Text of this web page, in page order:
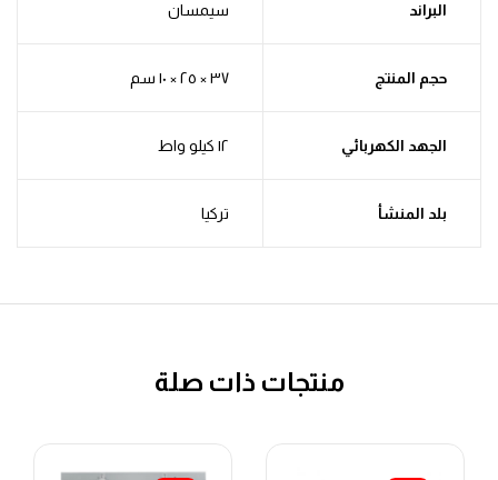
البراند سيمسان
حجم المنتج ٣٧ × ٢٥ × ١٠ سم
الجهد الكهربائي ١٢ كيلو واط
بلد المنشأ تركيا
منتجات ذات صلة